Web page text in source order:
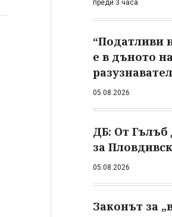
преди 3 часа
“Податливи
е в дъното
05.08.2026
ДБ: От Гълъб
за
05.08.2026
Законът за